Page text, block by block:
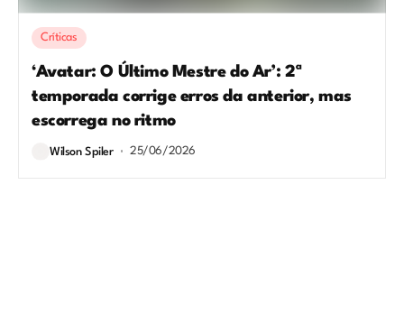
Críticas
‘Avatar: O Último Mestre do Ar’: 2ª
temporada corrige erros da anterior, mas
escorrega no ritmo
Wilson Spiler 25/06/2026